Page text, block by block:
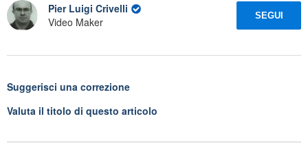
Pier Luigi Crivelli
Video Maker
SEGUI
Suggerisci una correzione
Valuta il titolo di questo articolo